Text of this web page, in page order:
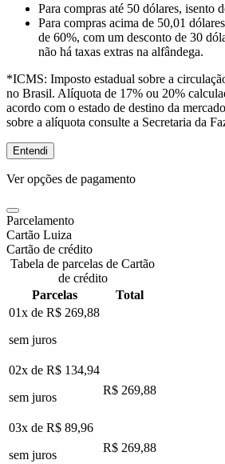
Para compras até 50 dólares, isento
Para compras acima de 50,01 dólares
de 60%, com um desconto de 30
não há taxas extras na alfândega.
*ICMS: Imposto estadual sobre a
no Brasil. Alíquota de 17% ou 20%
acordo com o estado de destino da
sobre a alíquota consulte a Secretaria da
Entendi
Ver opções de pagamento
Parcelamento
Cartão Luiza
Cartão de crédito
Tabela de parcelas de Cartão
de crédito
Parcelas
Total
01x de R$ 269,88
sem juros
02x de R$ 134,94
sem juros
R$ 269,88
03x de R$ 89,96
sem juros
R$ 269,88